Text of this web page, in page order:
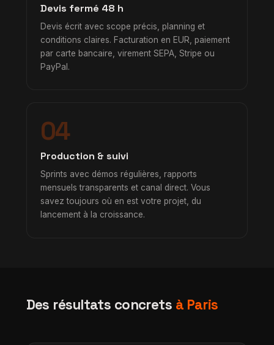
Devis fermé 48 h
Devis écrit avec scope précis, planning et
conditions claires. Facturation en EUR, paiement
par carte bancaire, virement SEPA, Stripe ou
PayPal.
04
Production & suivi
Sprints avec démos régulières, rapports
mensuels transparents et canal direct. Vous
savez toujours où en est votre projet, du
lancement à la croissance.
Des résultats concrets à Paris